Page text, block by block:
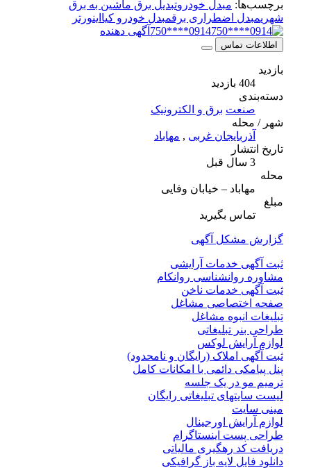
برچسب‌ها:مبدل خودروتبدیل برق ماشین به برق
مبدل اضطراری برقمبدل خودرو کیا اینورتر
0914****750
آگهی دهنده
اطلاعات تماس
دسته‌بندی
صنعت برق و الکترونیک
شهر / محله
آذربایجان غربی ,مهاباد
تاریخ انتشار
مهاباد – خیابان وفایی
تماس بگیرید
گزارش مشکل آگهی
ثبت آگهی خدمات آرایشی
مشاوره روانشناسی روانکام
ثبت آگهی خدمات ناخن
صفحه اختصاصی مشاغل
تبلیغات انبوه مشاغل
طراحی بنر تبلیغاتی
لوازم آرایش لوکس
ثبت آگهی املاک (رایگان و نامحدود)
پنل پیامکی دائمی با امکانات کامل
ترمیم مو در یک جلسه
لیست سایتهای تبلیغاتی رایگان
مینی سایت
لوازم آرایش اورجینال
طراحی پست اینستاگرام
دریافت کد رهگیری مالیاتی
دانلود فایل لایه باز گرافیکی